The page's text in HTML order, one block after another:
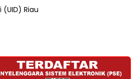
(UID) Riau